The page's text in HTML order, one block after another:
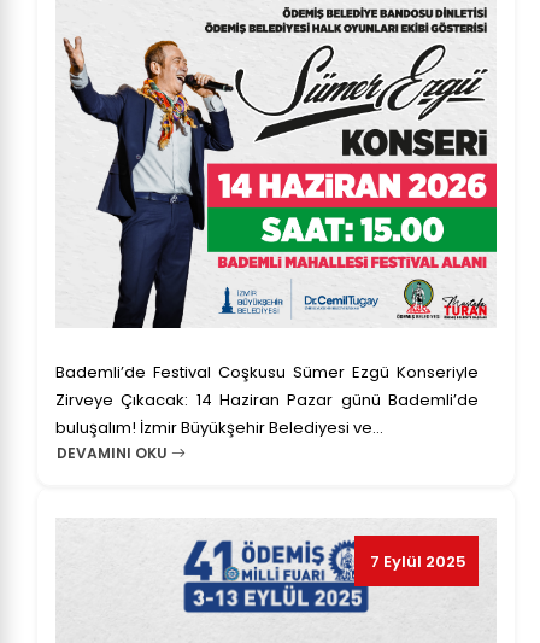
Bademli’de Festival Coşkusu Sümer Ezgü Konseriyle
Zirveye Çıkacak: 14 Haziran Pazar günü Bademli’de
buluşalım! İzmir Büyükşehir Belediyesi ve...
DEVAMINI OKU
7 Eylül 2025